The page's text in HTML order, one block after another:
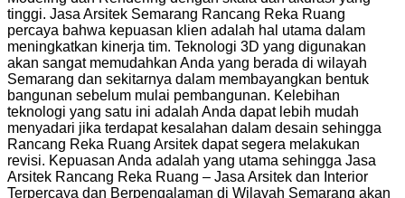
tinggi. Jasa Arsitek Semarang Rancang Reka Ruang
percaya bahwa kepuasan klien adalah hal utama dalam
meningkatkan kinerja tim. Teknologi 3D yang digunakan
akan sangat memudahkan Anda yang berada di wilayah
Semarang dan sekitarnya dalam membayangkan bentuk
bangunan sebelum mulai pembangunan. Kelebihan
teknologi yang satu ini adalah Anda dapat lebih mudah
menyadari jika terdapat kesalahan dalam desain sehingga
Rancang Reka Ruang Arsitek dapat segera melakukan
revisi. Kepuasan Anda adalah yang utama sehingga Jasa
Arsitek Rancang Reka Ruang – Jasa Arsitek dan Interior
Terpercaya dan Berpengalaman di Wilayah Semarang akan